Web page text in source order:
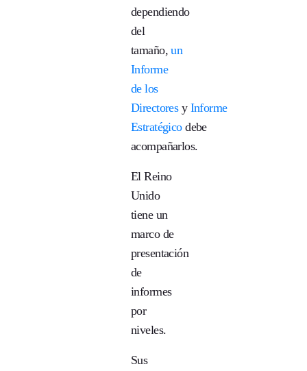
dependiendo
del
tamaño,un
Informe
de los
Directoresy Informe
Estratégicodebe
acompañarlos.
El Reino
Unido
tiene un
marco de
presentación
de
informes
por
niveles.
Sus